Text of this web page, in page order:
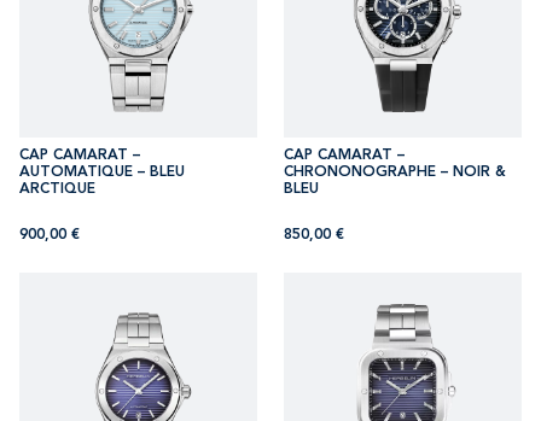
CAP CAMARAT –
AUTOMATIQUE – BLEU
ARCTIQUE
900,00 €
CAP CAMARAT –
CHRONONOGRAPHE – NOIR &
BLEU
850,00 €